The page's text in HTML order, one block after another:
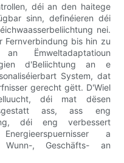
déi an den haitege
sinn, definéieren déi
nei.
Fernverbindung bis hin zu
Ëmweltadaptatioun
d'Beliichtung an e
System, dat
gerecht gëtt. D'Wiel
déi mat dësen
ass, ass eng
déi eng verbessert
a
Wunn-, Geschäfts- an